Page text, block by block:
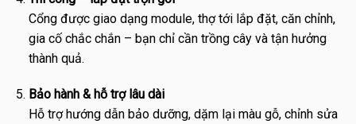
Cổng được giao dạng module, thợ tới lắp đặt, căn chỉnh,
gia cố chắc chắn – bạn chỉ cần trồng cây và tận hưởng
thành quả.
Bảo hành & hỗ trợ lâu dài
Hỗ trợ hướng dẫn bảo dưỡng, dặm lại màu gỗ, chỉnh sửa